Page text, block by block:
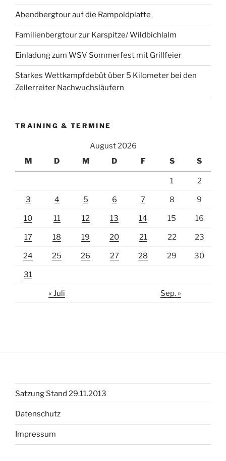
Abendbergtour auf die Rampoldplatte
Familienbergtour zur Karspitze/ Wildbichlalm
Einladung zum WSV Sommerfest mit Grillfeier
Starkes Wettkampfdebüt über 5 Kilometer bei den
Zellerreiter Nachwuchsläufern
TRAINING & TERMINE
August 2026
M
D M D F S S
1 2
3 4 5 6 7 8 9
10 11 12 13 14 15 16
17 18 19 20 21 22 23
24 25 26 27 28 29 30
31
« Juli Sep. »
Satzung Stand 29.11.2013
Datenschutz
Impressum